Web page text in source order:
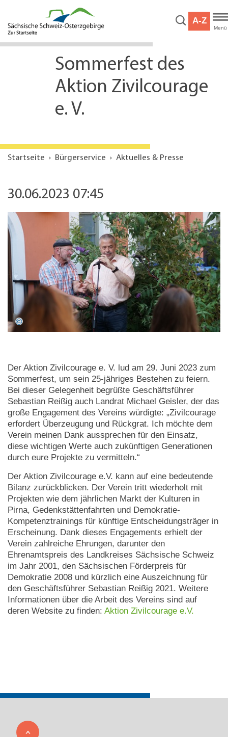
Hauptinhalt
Service
A-Z
Menü
Sommerfest des
Aktion Zivilcourage
e. V.
Startseite Bürgerservice Aktuelles & Presse
30.06.2023 07:45
Der Aktion Zivilcourage e. V. lud am 29. Juni 2023 zum
Sommerfest, um sein 25-jähriges Bestehen zu feiern.
Bei dieser Gelegenheit begrüßte Geschäftsführer
Sebastian Reißig auch Landrat Michael Geisler, der das
große Engagement des Vereins würdigte: „Zivilcourage
erfordert Überzeugung und Rückgrat. Ich möchte dem
Verein meinen Dank aussprechen für den Einsatz,
diese wichtigen Werte auch zukünftigen Generationen
durch eure Projekte zu vermitteln.“
Der Aktion Zivilcourage e.V. kann auf eine bedeutende
Bilanz zurückblicken. Der Verein tritt wiederholt mit
Projekten wie dem jährlichen Markt der Kulturen in
Pirna, Gedenkstättenfahrten und Demokratie-
Kompetenztrainings für künftige Entscheidungsträger in
Erscheinung. Dank dieses Engagements erhielt der
Verein zahlreiche Ehrungen, darunter den
Ehrenamtspreis des Landkreises Sächsische Schweiz
im Jahr 2001, den Sächsischen Förderpreis für
Demokratie 2008 und kürzlich eine Auszeichnung für
den Geschäftsführer Sebastian Reißig 2021. Weitere
Informationen über die Arbeit des Vereins sind auf
deren Website zu finden: Aktion Zivilcourage e.V.